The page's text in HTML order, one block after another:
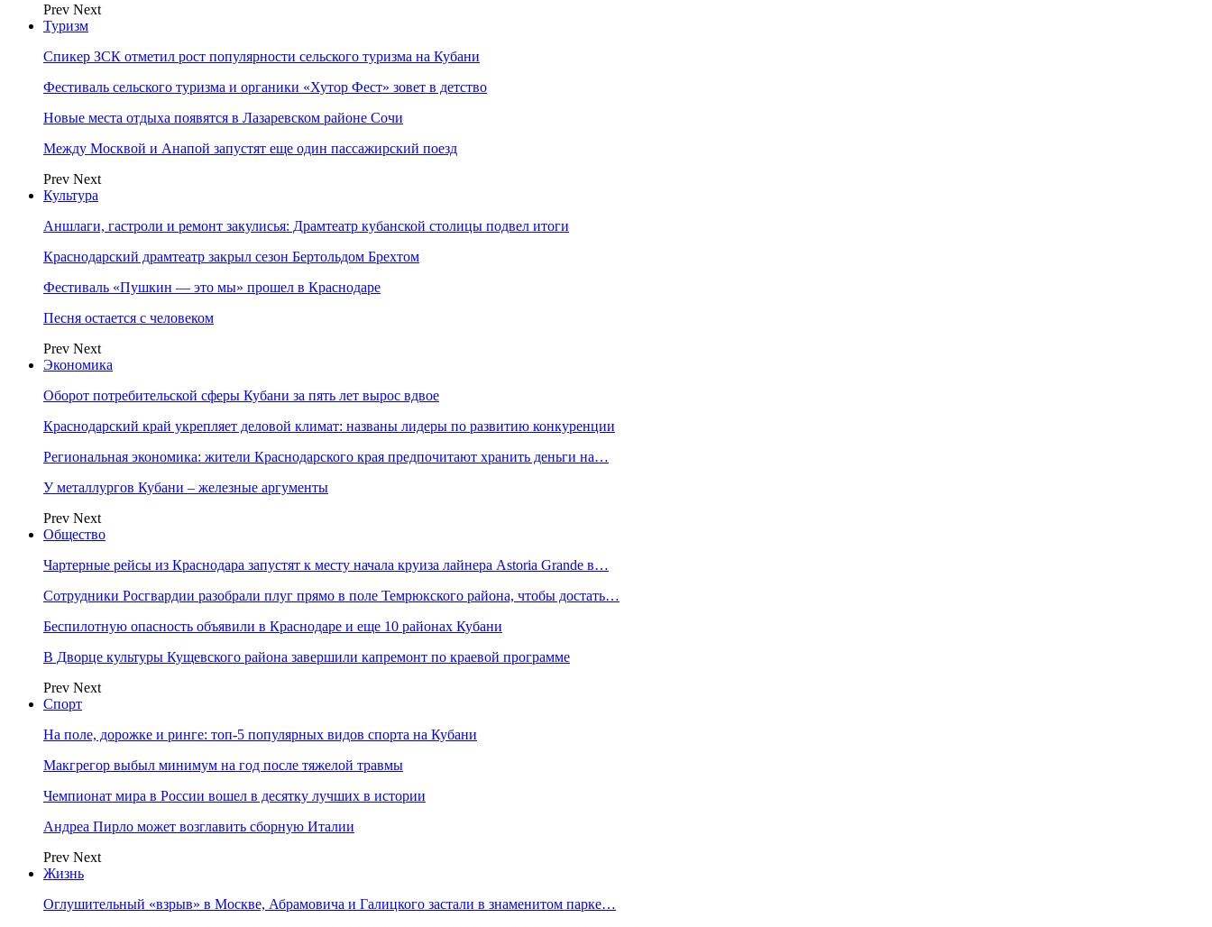
Prev Next
Туризм
Спикер ЗСК отметил рост популярности сельского туризма на Кубани
Фестиваль сельского туризма и органики «Хутор Фест» зовет в детство
Новые места отдыха появятся в Лазаревском районе Сочи
Между Москвой и Анапой запустят еще один пассажирский поезд
Prev Next
Культура
Аншлаги, гастроли и ремонт закулисья: Драмтеатр кубанской столицы подвел итоги
Краснодарский драмтеатр закрыл сезон Бертольдом Брехтом
Фестиваль «Пушкин — это мы» прошел в Краснодаре
Песня остается с человеком
Prev Next
Экономика
Оборот потребительской сферы Кубани за пять лет вырос вдвое
Краснодарский край укрепляет деловой климат: названы лидеры по развитию конкуренции
Региональная экономика: жители Краснодарского края предпочитают хранить деньги на…
У металлургов Кубани – железные аргументы
Prev Next
Общество
Чартерные рейсы из Краснодара запустят к месту начала круиза лайнера Astoria Grande в…
Сотрудники Росгвардии разобрали плуг прямо в поле Темрюкского района, чтобы достать…
Беспилотную опасность объявили в Краснодаре и еще 10 районах Кубани
В Дворце культуры Кущевского района завершили капремонт по краевой программе
Prev Next
Спорт
На поле, дорожке и ринге: топ-5 популярных видов спорта на Кубани
Макгрегор выбыл минимум на год после тяжелой травмы
Чемпионат мира в России вошел в десятку лучших в истории
Андреа Пирло может возглавить сборную Италии
Prev Next
Жизнь
Оглушительный «взрыв» в Москве, Абрамовича и Галицкого застали в знаменитом парке…